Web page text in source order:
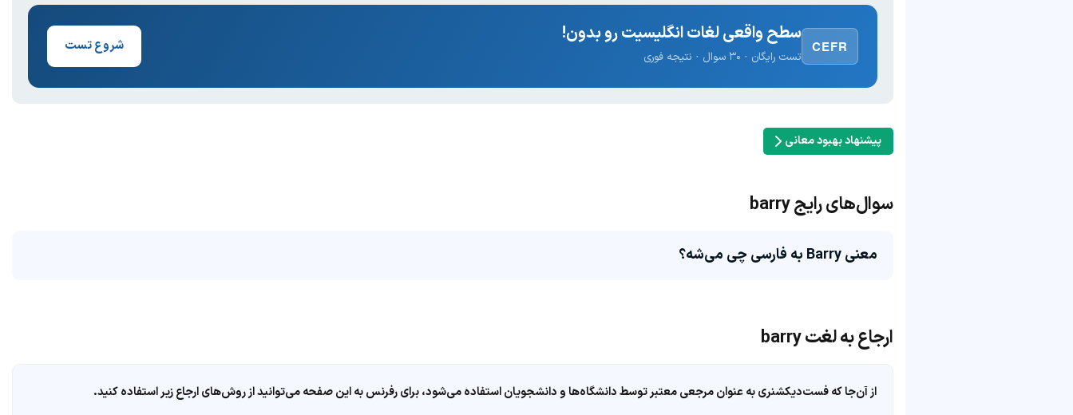
CEFR
سطح واقعی لغات انگلیسیت رو بدون!
تست رایگان · ۳۰ سوال · نتیجه فوری
شروع تست
پیشنهاد بهبود معانی
سوال‌های رایج barry
معنی Barry به فارسی چی می‌شه؟
ارجاع به لغت barry
از آن‌جا که فست‌دیکشنری به عنوان مرجعی معتبر توسط دانشگاه‌ها و دانشجویان استفاده می‌شود، برای رفرنس به این صفحه می‌توانید از روش‌های ارجاع زیر استفاده کنید.